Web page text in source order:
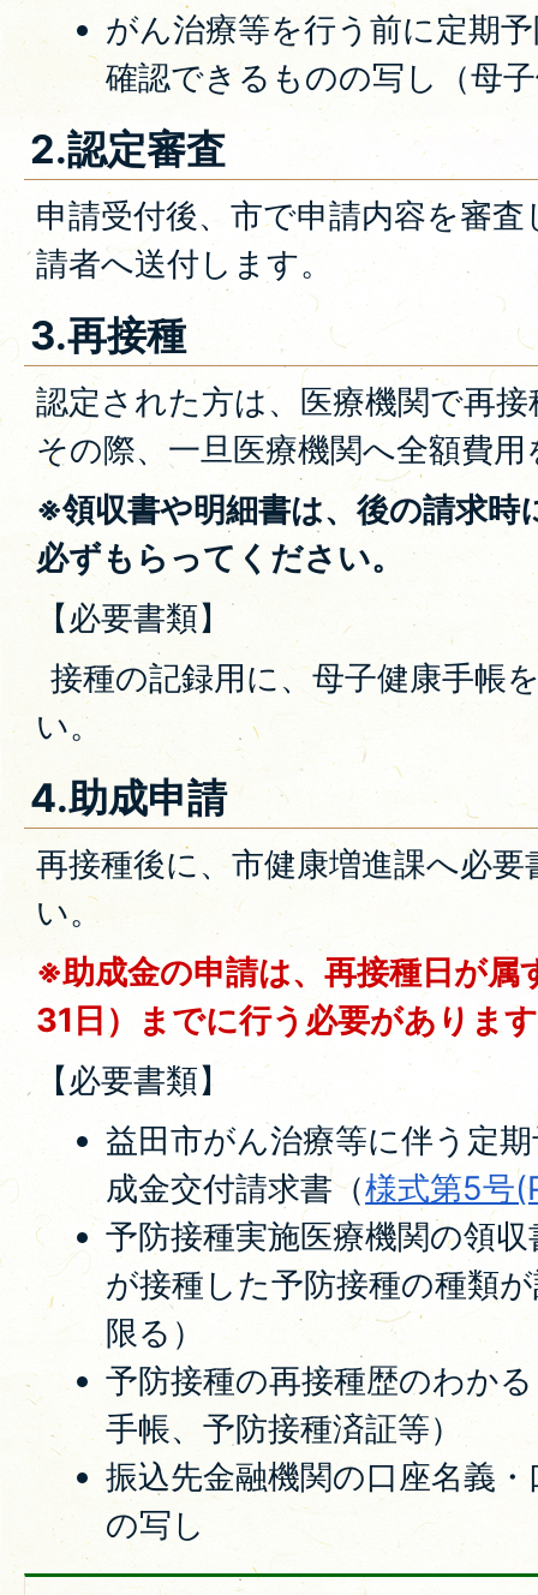
がん治療等を行う前に定期
確認できるものの写し（母
2.認定審査
申請受付後、市で申請内容を審
請者へ送付します。
3.再接種
認定された方は、医療機関で再
その際、一旦医療機関へ全額費
※領収書や明細書は、後の請求時
必ずもらってください。
【必要書類】
接種の記録用に、母子健康手帳
い。
4.助成申請
再接種後に、市健康増進課へ必
い。
※助成金の申請は、再接種日が属
31日）までに行う必要があります
【必要書類】
益田市がん治療等に伴う定
成金交付請求書（様式第5号
予防接種実施医療機関の領
が接種した予防接種の種類
限る）
予防接種の再接種歴のわか
手帳、予防接種済証等）
振込先金融機関の口座名義
の写し